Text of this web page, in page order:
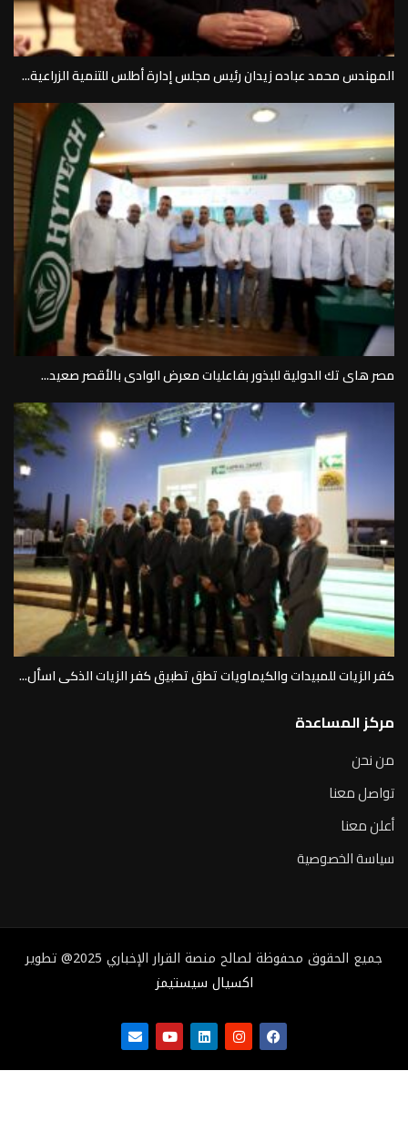
المهندس محمد عباده زيدان رئيس مجلس إدارة أطلس للتنمية الزراعية...
مصر هاى تك الدولية للبذور بفاعليات معرض الوادى بالأقصر صعيد...
كفر الزيات للمبيدات والكيماويات تطق تطبيق كفر الزيات الذكى اسأل...
مركز المساعدة
من نحن
تواصل معنا
أعلن معنا
سياسة الخصوصية
جميع الحقوق محفوظة لصالح منصة القرار الإخباري 2025@ تطوير
اكسيال سيستيمز